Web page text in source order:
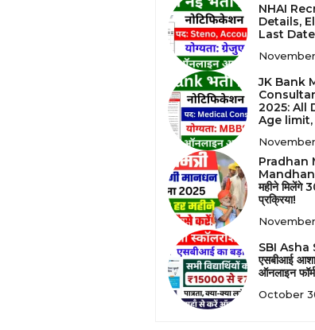
NHAI
Details,
Last
JK Bank
2025: All
Age limit,
Pradhan
Mandhan
महीने मिलेंगे
प्रक्रिया!
SBI
एसबीआई
ऑनलाइन
October